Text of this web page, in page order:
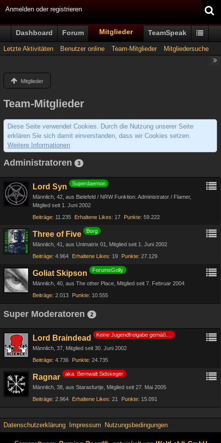
Anmelden oder registrieren
Dashboard Forum Mitglieder TeamSpeak
Letzte Aktivitäten Benutzer online Team-Mitglieder Mitgliedersuche
Mitglieder
Team-Mitglieder
Diese Seite verwendet Cookies. Durch die Nutzung unserer Seite
erklären Sie sich damit einverstanden, dass wir Cookies setzen.
Weitere Informationen
Administratoren 3
Lord Syn Superdaemon
Männlich 42 aus Bielefeld / NRW Funktion: Administrator / Flamer
Mitglied seit 1. Juni 2002
Beiträge 11.235 Erhaltene Likes 17 Punkte 59.222
Three of Five Borg
Männlich 41 aus Unimatrix 01
Mitglied seit 1. Juni 2002
Beiträge 4.964 Erhaltene Likes 19 Punkte 27.129
Goliat Skipson ForumsGolly
Männlich 40 aus The other Place Mitglied seit 7. Februar 2004
Beiträge 2.013 Punkte 10.555
Super Moderatoren 2
Lord Braindead
Männlich 37 Mitglied seit 30. Juni 2002
Beiträge 4.736 Punkte 24.735
Ragnar aka. Bernwalt Sidskeger
Männlich 38 aus Starasfurtje Mitglied seit 27. Mai 2005
Beiträge 2.964 Erhaltene Likes 21 Punkte 15.091
Datenschutzerklärung Impressum Nutzungsbedingungen